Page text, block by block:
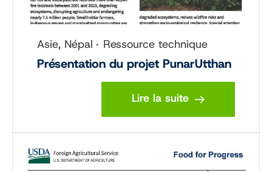
Asie, Népal Ressource technique
Présentation du projet PunarUtthan
Lire la suite